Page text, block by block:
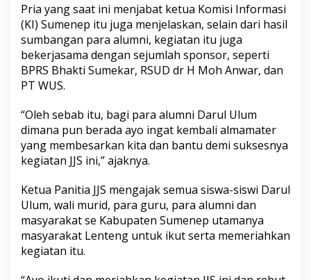
Pria yang saat ini menjabat ketua Komisi Informasi
(KI) Sumenep itu juga menjelaskan, selain dari hasil
sumbangan para alumni, kegiatan itu juga
bekerjasama dengan sejumlah sponsor, seperti
BPRS Bhakti Sumekar, RSUD dr H Moh Anwar, dan
PT WUS.
“Oleh sebab itu, bagi para alumni Darul Ulum
dimana pun berada ayo ingat kembali almamater
yang membesarkan kita dan bantu demi suksesnya
kegiatan JJS ini,” ajaknya.
Ketua Panitia JJS mengajak semua siswa-siswi Darul
Ulum, wali murid, para guru, para alumni dan
masyarakat se Kabupaten Sumenep utamanya
masyarakat Lenteng untuk ikut serta memeriahkan
kegiatan itu.